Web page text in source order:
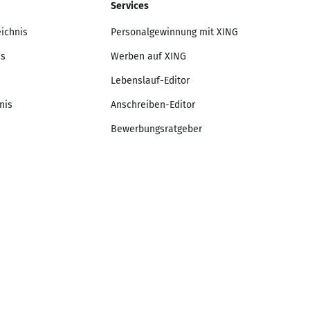
Services
Personalgewinnung mit XING
Werben auf XING
Lebenslauf-Editor
Anschreiben-Editor
Bewerbungsratgeber